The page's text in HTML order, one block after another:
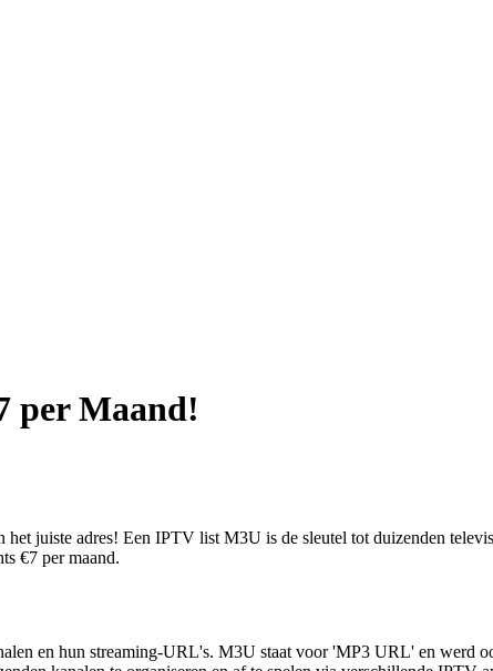
per Maand!
juiste adres! Een IPTV list M3U is de sleutel tot duizenden
€7 per maand.
en hun streaming-URL's. M3U staat voor 'MP3 URL' en werd